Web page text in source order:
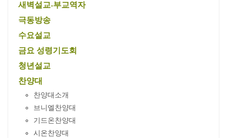
새벽설교-부교역자
극동방송
수요설교
금요 성령기도회
청년설교
찬양대
찬양대소개
브니엘찬양대
기드온찬양대
시온찬양대